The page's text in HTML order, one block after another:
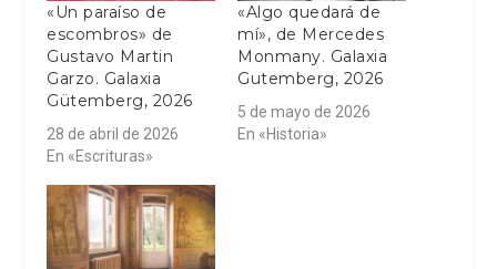
«Un paraíso de
escombros» de
Gustavo Martin
Garzo. Galaxia
Gütemberg, 2026
28 de abril de 2026
En «Escrituras»
«Algo quedará de
mí», de Mercedes
Monmany. Galaxia
Gutemberg, 2026
5 de mayo de 2026
En «Historia»